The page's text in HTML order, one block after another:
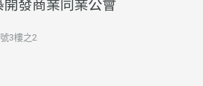
發商業同業公會
3樓之2